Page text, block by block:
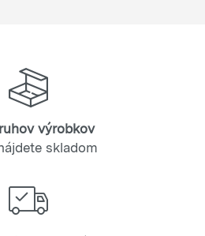
výrobkov
skladom